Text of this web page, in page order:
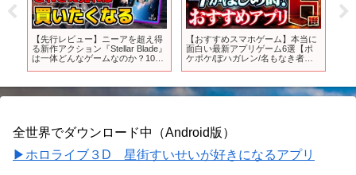
【先行レビュー】ニーアを超え得
る新作アクション『Stellar Blade』
は一体どんなゲームなのか？10分
【おすすめスマホゲーム】本当に
面白い最新アプリゲーム6選【ポ
ケポケ/ぽハガレン/名もなき者の
全世界でダウンロード中（Android版）
▶ホロライブ３D 星街すいせいが好きになるアプリ